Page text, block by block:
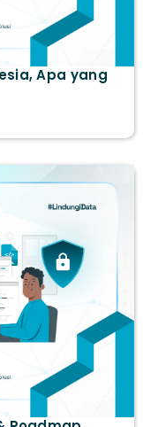
Apa yang